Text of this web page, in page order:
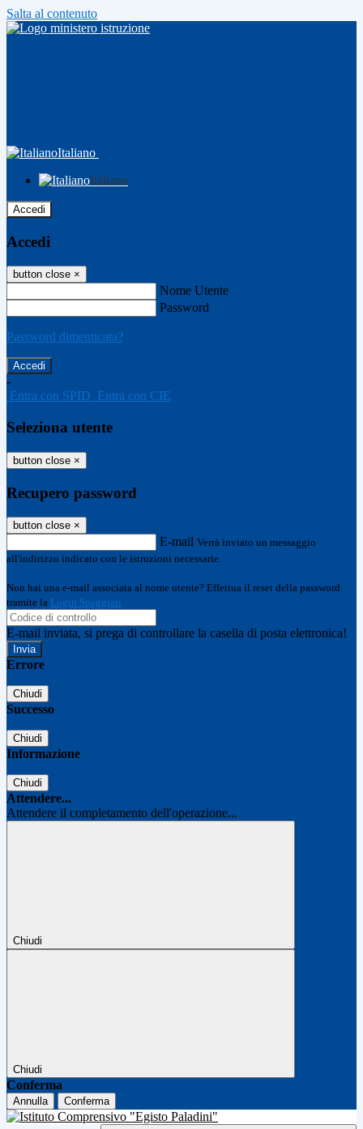
Salta al contenuto
Italiano
Italiano
Accedi
Accedi
button close ×
Nome Utente
Password
Password dimenticata?
-
Entra con SPID Entra con CIE
Seleziona utente
button close ×
Recupero password
button close ×
E-mail Verrà inviato un messaggio
all'indirizzo indicato con le istruzioni necessarie.
Non hai una e-mail associata al nome utente? Effettua il reset della password
tramite la Login Spaggiari
E-mail inviata, si prega di controllare la casella di posta elettronica!
Errore
Chiudi
Successo
Chiudi
Informazione
Chiudi
Attendere...
Attendere il completamento dell'operazione...
Chiudi
Chiudi
Conferma
Annulla Conferma